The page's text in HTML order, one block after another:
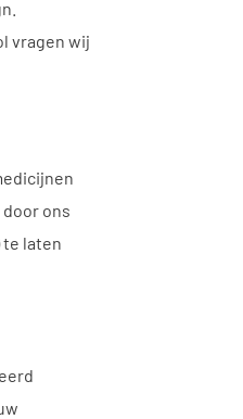
vragen wij
ons
te laten